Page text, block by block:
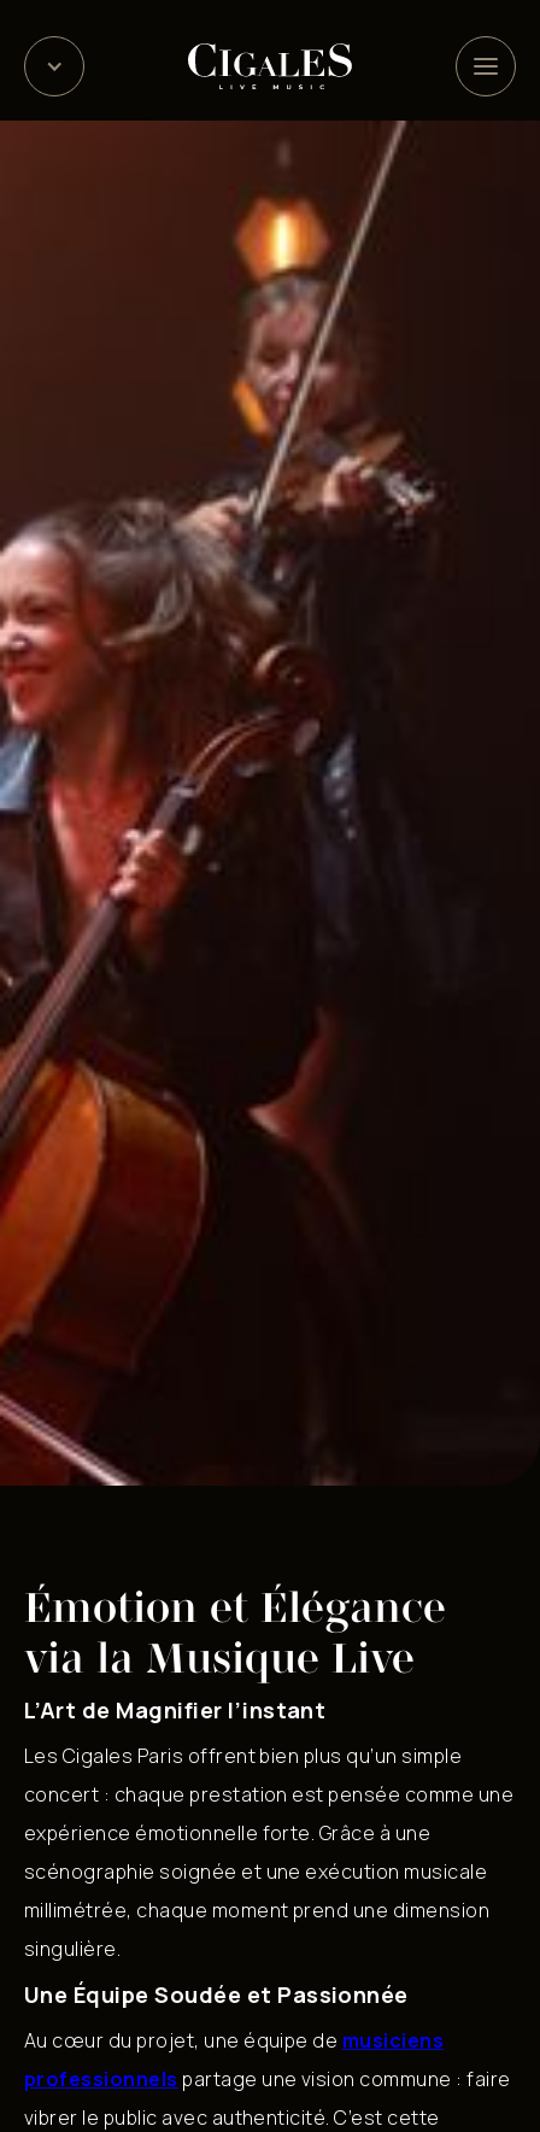
Émotion et Élégance
via la Musique Live
L’Art de Magnifier l’instant
Les Cigales Paris offrent bien plus qu’un simple
concert : chaque prestation est pensée comme une
expérience émotionnelle forte. Grâce à une
scénographie soignée et une exécution musicale
millimétrée, chaque moment prend une dimension
singulière.
Une Équipe Soudée et Passionnée
Au cœur du projet, une équipe de musiciens
professionnels partage une vision commune : faire
vibrer le public avec authenticité. C’est cette